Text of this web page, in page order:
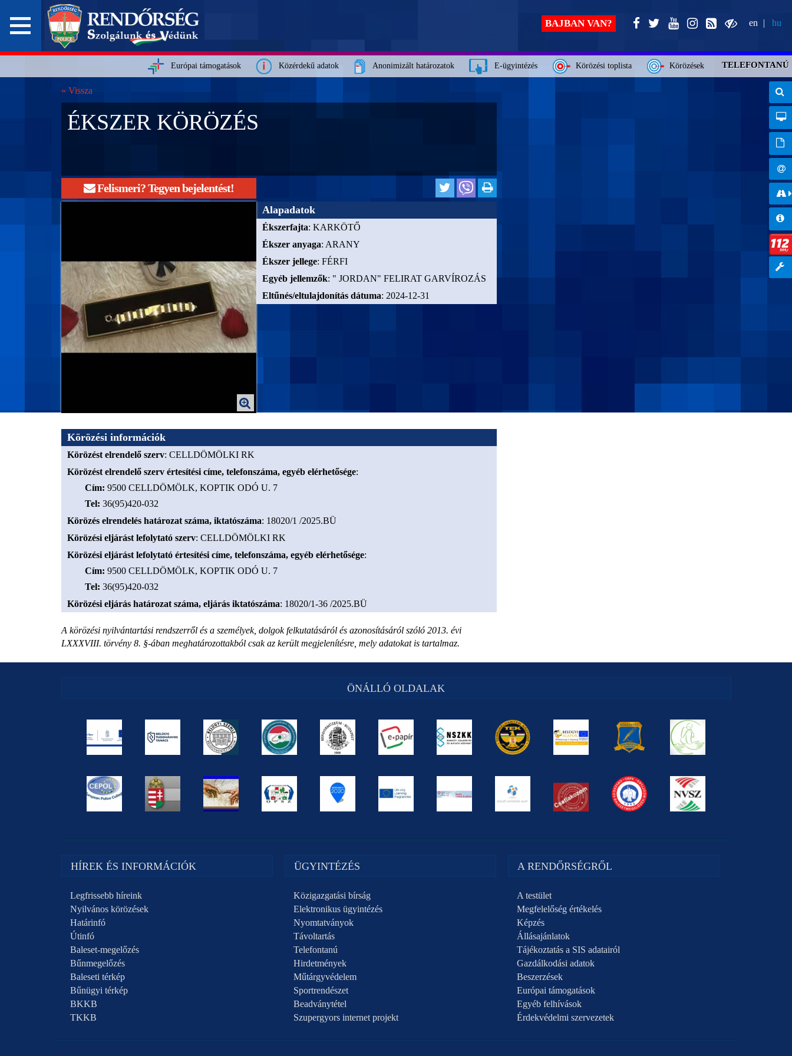
en hu
BAJBAN VAN?
Európai támogatások Közérdekű adatok Anonimizált határozatok E-ügyintézés Körözési toplista Körözések TELEFONTANÚ
Felismeri? Tegyen bejelentést!
« Vissza
ÉKSZER KÖRÖZÉS
Alapadatok
Ékszerfajta: KARKÖTŐ
Ékszer anyaga: ARANY
Ékszer jellege: FÉRFI
Egyéb jellemzők: " JORDAN" FELIRAT GARVÍROZÁS
Eltűnés/eltulajdonítás dátuma: 2024-12-31
Körözési információk
Körözést elrendelő szerv: CELLDÖMÖLKI RK
Körözést elrendelő szerv értesítési címe, telefonszáma, egyéb elérhetősége:
Cím: 9500 CELLDÖMÖLK, KOPTIK ODÓ U. 7
Tel: 36(95)420-032
Körözés elrendelés határozat száma, iktatószáma: 18020/1 /2025.BÜ
Körözési eljárást lefolytató szerv: CELLDÖMÖLKI RK
Körözési eljárást lefolytató értesítési címe, telefonszáma, egyéb elérhetősége:
Cím: 9500 CELLDÖMÖLK, KOPTIK ODÓ U. 7
Tel: 36(95)420-032
Körözési eljárás határozat száma, eljárás iktatószáma: 18020/1-36 /2025.BÜ
A körözési nyilvántartási rendszerről és a személyek, dolgok felkutatásáról és azonosításáról szóló 2013. évi
LXXXVIII. törvény 8. §-ában meghatározottakból csak az került megjelenítésre, mely adatokat is tartalmaz.
ÖNÁLLÓ OLDALAK
HÍREK ÉS INFORMÁCIÓK
Legfrissebb híreink
Nyilvános körözések
Határinfó
Útinfó
Baleset-megelőzés
Bűnmegelőzés
Baleseti térkép
Bűnügyi térkép
BKKB
TKKB
ÜGYINTÉZÉS
Közigazgatási bírság
Elektronikus ügyintézés
Nyomtatványok
Távoltartás
Telefontanú
Hirdetmények
Műtárgyvédelem
Sportrendészet
Beadványtétel
Szupergyors internet projekt
A RENDŐRSÉGRŐL
A testület
Megfelelőség értékelés
Képzés
Állásajánlatok
Tájékoztatás a SIS adatairól
Gazdálkodási adatok
Beszerzések
Európai támogatások
Egyéb felhívások
Érdekvédelmi szervezetek